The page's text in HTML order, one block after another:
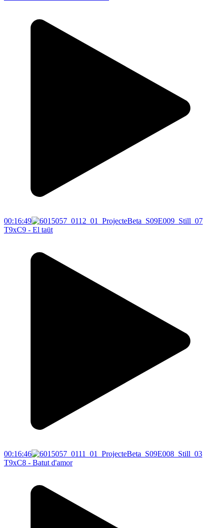
00:16:49
T9xC9 - El taüt
00:16:46
T9xC8 - Batut d'amor